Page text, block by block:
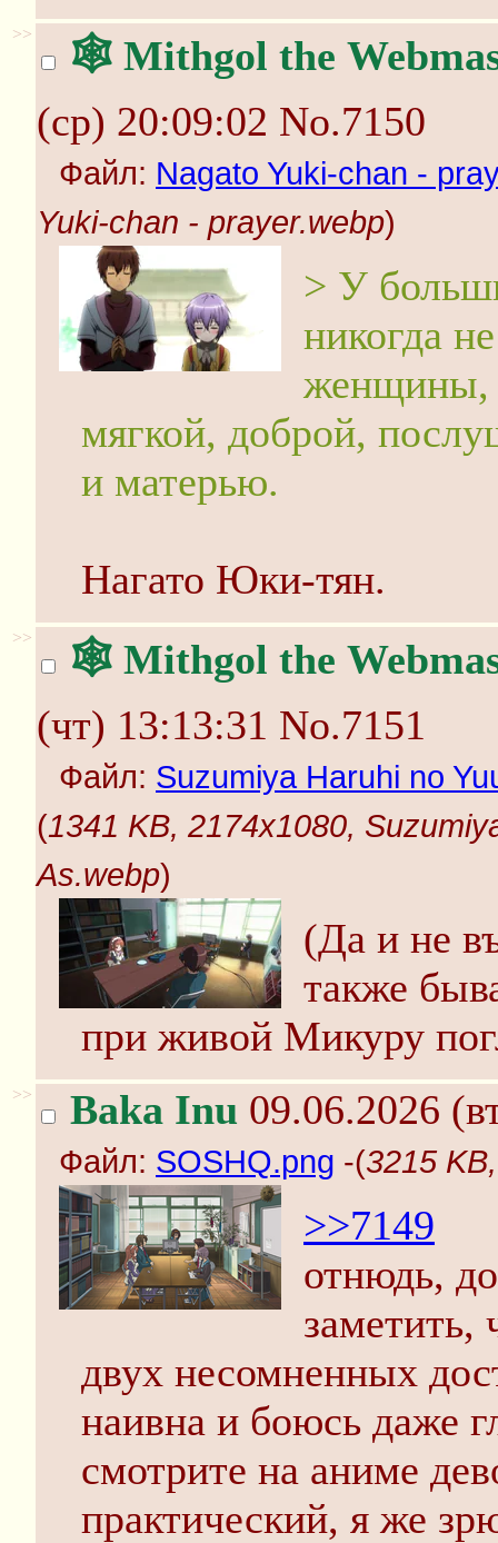
>>
🕸️ Mithgol the
(ср) 20:09:02 No.7150
Файл: Nagato Yuki-chan -
Yuki-chan - prayer.webp)
> У
никогда
женщины,
мягкой, доброй,
и матерью.
Нагато Юки-тян.
>>
🕸️ Mithgol the
(чт) 13:13:31 No.7151
Файл: Suzumiya Haruhi no
(1341 KB, 2174x1080,
As.webp)
(Да и не
также
при живой Микуру
>> Baka Inu 09.06.2026
Файл: SOSHQ.png -(3215
>>7149
отнюдь,
заметить,
двух несомненных
наивна и боюсь даже
смотрите на аниме
практический, я же